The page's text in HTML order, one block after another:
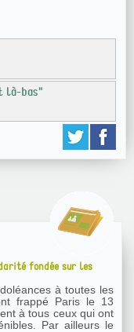
là-bas"
fondée sur les
à toutes les
frappé Paris le 13
à tous ceux qui ont
le